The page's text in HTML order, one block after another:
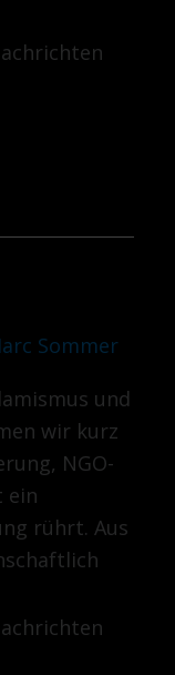
Sommer
und
wir kurz
NGO-
ein
rührt. Aus